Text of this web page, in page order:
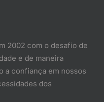
2002 com o desafio de
e de maneira
a confiança em nossos
dos